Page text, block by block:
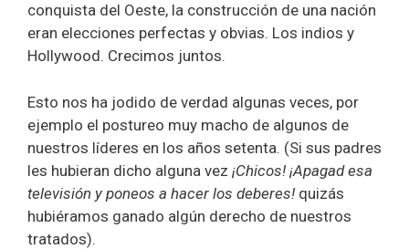
conquista del Oeste, la construcción de una nación
eran elecciones perfectas y obvias. Los indios y
Hollywood. Crecimos juntos.
Esto nos ha jodido de verdad algunas veces, por
ejemplo el postureo muy macho de algunos de
nuestros líderes en los años setenta. (Si sus padres
les hubieran dicho alguna vez ¡Chicos! ¡Apagad esa
televisión y poneos a hacer los deberes! quizás
hubiéramos ganado algún derecho de nuestros
tratados).